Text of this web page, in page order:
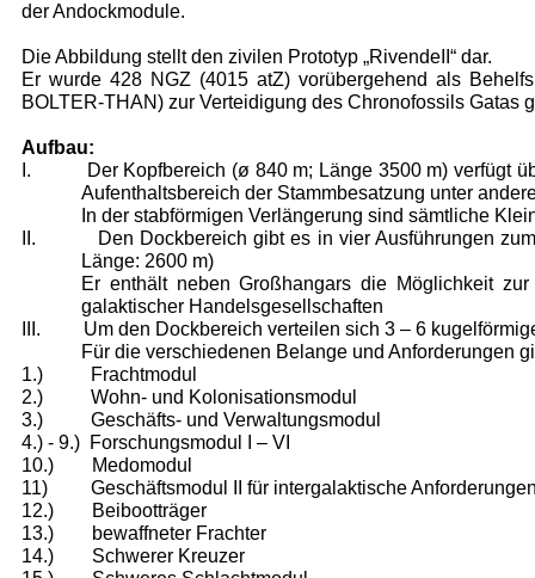
der Andockmodule.
Die Abbildung stellt den zivilen Prototyp „RivendeII“ dar.
Er wurde 428 NGZ (4015 atZ) vorübergehend als
BOLTER-THAN) zur Verteidigung des Chronofossils Gatas
Aufbau:
I. Der Kopfbereich (ø 840 m; Länge 3500 m) verfügt
Aufenthaltsbereich der Stammbesatzung unter
In der stabförmigen Verlängerung sind sämtliche
II. Den Dockbereich gibt es in vier Ausführungen zum
Länge: 2600 m)
Er enthält neben Großhangars die Möglichkeit
galaktischer Handelsgesellschaften
III. Um den Dockbereich verteilen sich 3 – 6
Für die verschiedenen Belange und Anforderungen
1.) Frachtmodul
2.) Wohn- und Kolonisationsmodul
3.) Geschäfts- und Verwaltungsmodul
4.) - 9.) Forschungsmodul I – VI
10.) Medomodul
11) Geschäftsmodul II für intergalaktische
12.) Beibootträger
13.) bewaffneter Frachter
14.) Schwerer Kreuzer